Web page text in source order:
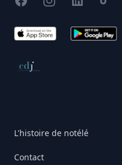
App Store Google Play
Conseil de déontologie
L'histoire de notélé
Contact